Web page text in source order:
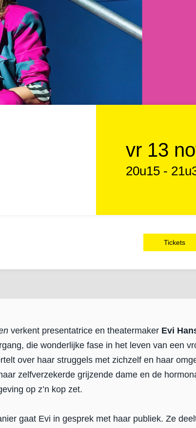
vr 13
20u15 -
Tickets
verkent presentatrice en theatermaker Evi
die wonderlijke fase in het leven van een
over haar struggels met zichzelf en haar
zelfverzekerde grijzende dame en de
op z’n kop zet.
gaat Evi in gesprek met haar publiek. Ze